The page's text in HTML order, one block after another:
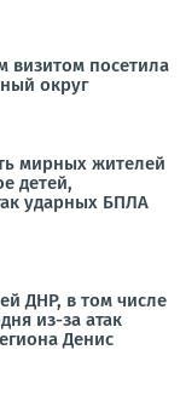
визитом посетила
округ
мирных жителей
детей,
ударных БПЛА
ДНР, в том числе
из-за атак
Денис